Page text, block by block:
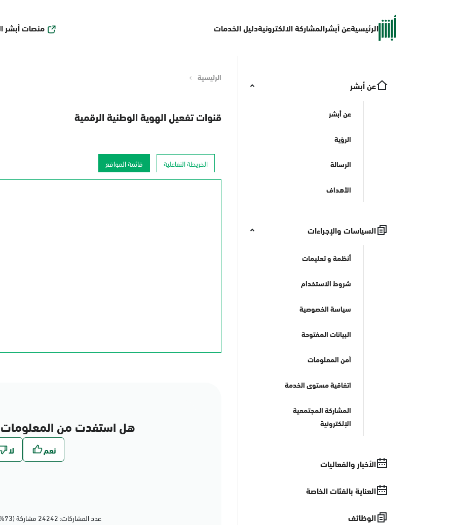
الرئيسيةعن أبشرالمشاركة الالكترونيةدليل الخدمات منصات أبشر
عن أبشر
عن أبشر
الرؤية
الرسالة
الأهداف
السياسات والإجراءات
أنظمة و تعليمات
شروط الاستخدام
سياسة الخصوصية
البيانات المفتوحة
أمن المعلومات
اتفاقية مستوى الخدمة
المشاركة المجتمعية
الإلكترونية
الأخبار والفعاليات
العناية بالفئات الخاصة
الوظائف
الرئيسية
قنوات تفعيل الهوية الوطنية الرقمية
الخريطة التفاعلية قائمة المواقع
هل استفدت من
عدد المشاركات: 24242 مشاركة (73%) أعجبهم المحتوى